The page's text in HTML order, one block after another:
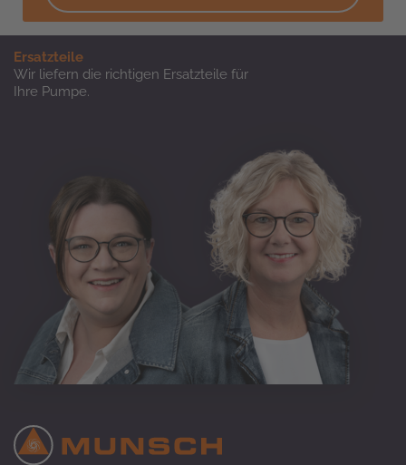
Ersatzteile
Wir liefern die richtigen Ersatzteile für
Ihre Pumpe.